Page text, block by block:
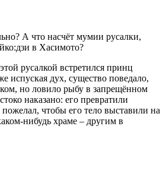
А что насчёт мумии русалки,
в Хасимото?
русалкой встретился принц
испуская дух, существо поведало,
но ловило рыбу в запрещённом
наказано: его превратили
чтобы его тело выставили на
нибудь храме – другим в